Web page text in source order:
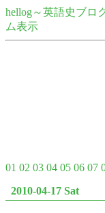
hellog～英語史ブロ
ム表示
01 02 03 04 05 06 07
2010-04-17 Sat